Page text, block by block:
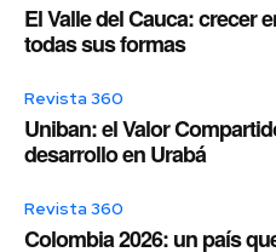
El Valle del Cauca: crecer
todas sus formas
Revista 360
Uniban: el Valor
desarrollo en Urabá
Revista 360
Colombia 2026: un país